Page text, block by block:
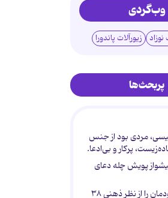
وب‌گردی
زیورآلات پاندورا
پربحث‌ها
مردی بود از جنس
پرکار و بی‌ادعا.
پویش چله دعای
چطور خودمان را از نظر ذهنی ۳۸